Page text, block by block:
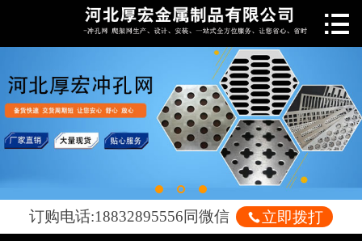
 网站首页
关于我们
新闻中心
产品中心
车间展示
案例展示

订购电话:18832895556同微信 立即拨打